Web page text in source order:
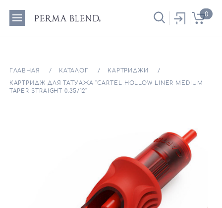
0
ГЛАВНАЯ КАТАЛОГ КАРТРИДЖИ
КАРТРИДЖ ДЛЯ ТАТУАЖА "CARTEL HOLLOW LINER MEDIUM
TAPER STRAIGHT 0.35/12"